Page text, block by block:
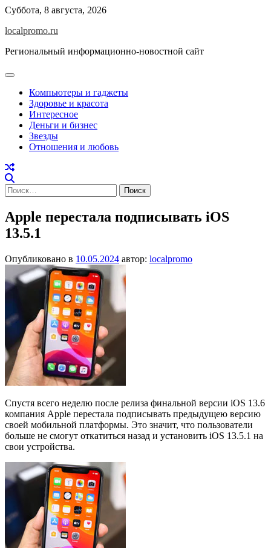
Перейти
содержимому
Суббота, 8 августа, 2026
localpromo.ru
Региональный информационно-новостной сайт
Компьютеры и гаджеты
Здоровье и красота
Интересное
Деньги и бизнес
Звезды
Отношения и любовь
Найти:
Apple перестала подписывать iOS
13.5.1
Опубликовано в 10.05.2024 автор: localpromo
Спустя всего неделю после релиза финальной версии iOS 13.6
компания Apple перестала подписывать предыдущею версию
своей мобильной платформы. Это значит, что пользователи
больше не смогут откатиться назад и установить iOS 13.5.1 на
свои устройства.